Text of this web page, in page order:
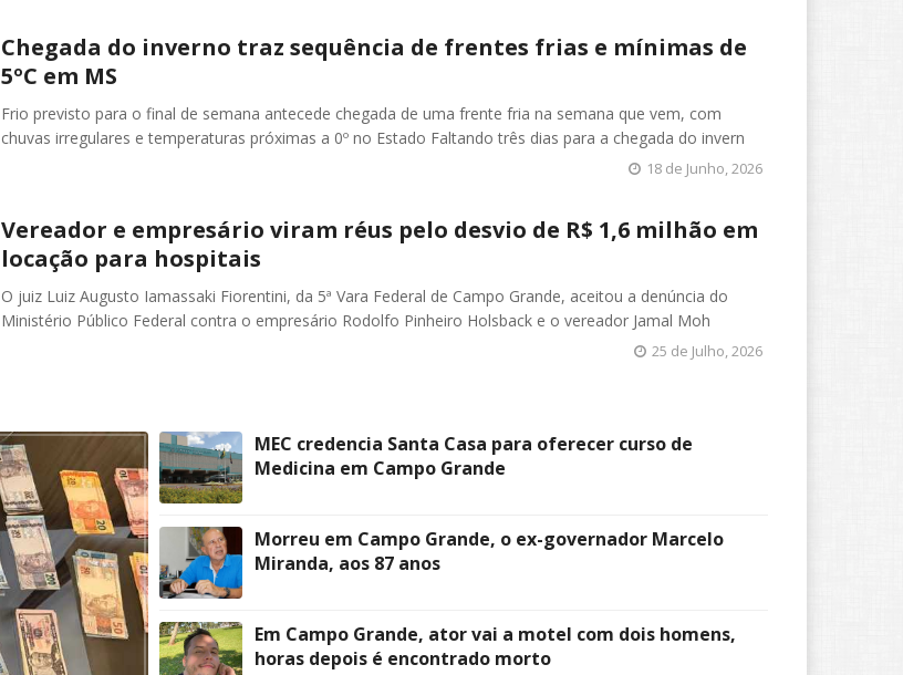
Chegada do inverno traz sequência de frentes frias e mínimas de
5ºC em MS
Frio previsto para o final de semana antecede chegada de uma frente fria na semana que vem, com
chuvas irregulares e temperaturas próximas a 0º no Estado Faltando três dias para a chegada do invern
18 de Junho, 2026
Vereador e empresário viram réus pelo desvio de R$ 1,6 milhão em
locação para hospitais
O juiz Luiz Augusto Iamassaki Fiorentini, da 5ª Vara Federal de Campo Grande, aceitou a denúncia do
Ministério Público Federal contra o empresário Rodolfo Pinheiro Holsback e o vereador Jamal Moh
25 de Julho, 2026
MEC credencia Santa Casa para oferecer curso de
Medicina em Campo Grande
Morreu em Campo Grande, o ex-governador Marcelo
Miranda, aos 87 anos
Em Campo Grande, ator vai a motel com dois homens,
horas depois é encontrado morto